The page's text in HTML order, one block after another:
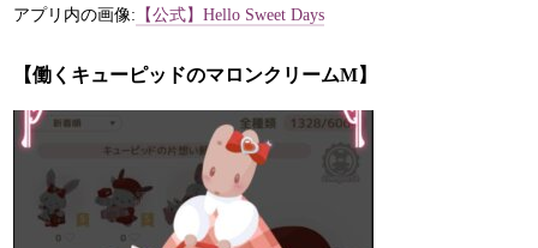
アプリ内の画像: 【公式】Hello Sweet Days
【働くキューピッドのマロンクリームM】